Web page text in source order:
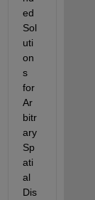
ed
Sol
uti
on
s
for
Ar
bitr
ary
Sp
ati
al
Dis